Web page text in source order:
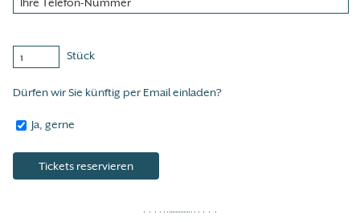
Stück
Dürfen wir Sie künftig per Email einladen?
Ja, gerne